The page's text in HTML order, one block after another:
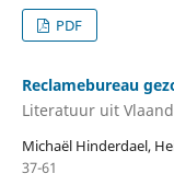
PDF
Reclamebureau
Literatuur uit
Michaël Hinderdael,
37-61